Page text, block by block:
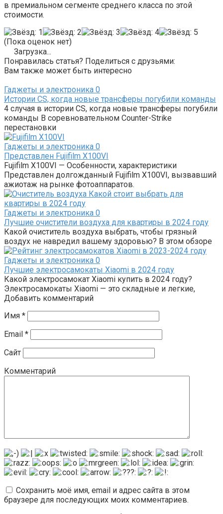
в премиальном сегменте среднего класса по этой
стоимости.
(Пока оценок нет)
Загрузка...
Понравилась статья? Поделиться с друзьями:
Вам также может быть интересно
Гаджеты и электроника 0
Истории CS, когда новые трансферы погубили команды
4 случая в истории CS, когда новые трансферы погубили
команды В соревновательном Counter-Strike
перестановки
Гаджеты и электроника 0
Представлен Fujifilm X100VI
Fujifilm X100VI — Особенности, характеристики
Представлен долгожданный Fujifilm X100VI, вызвавший
ажиотаж на рынке фотоаппаратов.
Гаджеты и электроника 0
Лучшие очистители воздуха для квартиры в 2024 году
Какой очиститель воздуха выбрать, чтобы грязный
воздух не навредил вашему здоровью? В этом обзоре
Гаджеты и электроника 0
Лучшие электросамокаты Xiaomi в 2024 году
Какой электросамокат Xiaomi купить в 2024 году?
Электросамокаты Xiaomi — это складные и легкие,
Добавить комментарий
Имя *
Email *
Сайт
Комментарий
Сохранить моё имя, email и адрес сайта в этом
браузере для последующих моих комментариев.